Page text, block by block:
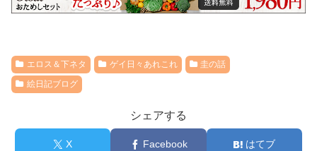
エロス＆下ネタ ゲイ日々あれこれ
圭の話
絵日記ブログ
シェアする
X Facebook はてブ